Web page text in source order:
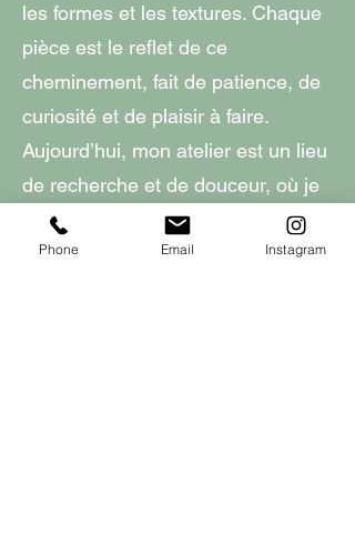
les formes et les textures. Chaque
pièce est le reflet de ce
cheminement, fait de patience, de
curiosité et de plaisir à faire.
Aujourd’hui, mon atelier est un lieu
de recherche et de douceur, où je
façonne des objets du quotidien
pensés pour durer, être utilisés et
Phone Email Instagram